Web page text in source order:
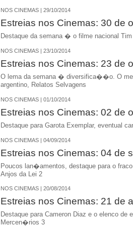
NOS CINEMAS | 29/10/2014
Estreias nos Cinemas: 30 de
Destaque da semana � o filme nacional
NOS CINEMAS | 23/10/2014
Estreias nos Cinemas: 23 de
O lema da semana � diversifica��o. O
argentino, Relatos Selvagens
NOS CINEMAS | 01/10/2014
Estreias nos Cinemas: 02 de
Destaque para Garota Exemplar, eventual
NOS CINEMAS | 04/09/2014
Estreias nos Cinemas: 04 de
Poucos lan�amentos, destaque para o
Anjos da Lei 2
NOS CINEMAS | 20/08/2014
Estreias nos Cinemas: 21 de
Destaque para Cameron Diaz e o elenco
Mercen�rios 3